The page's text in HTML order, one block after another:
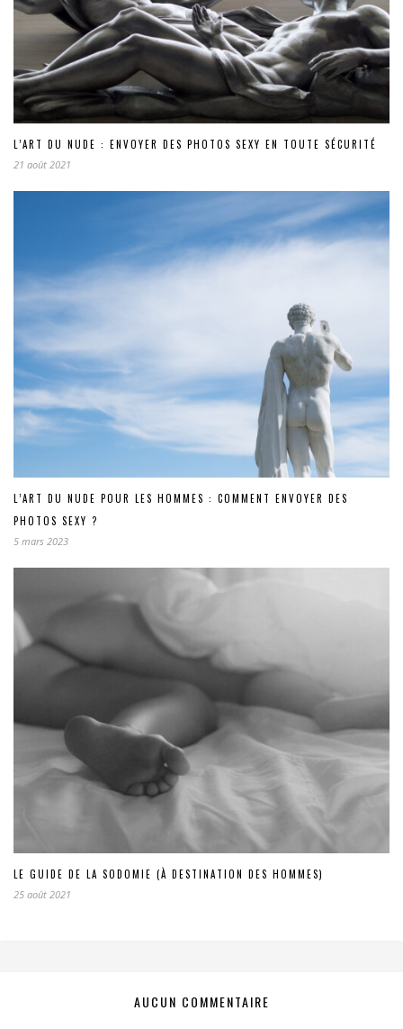
L’ART DU NUDE : ENVOYER DES PHOTOS SEXY EN TOUTE SÉCURITÉ
21 août 2021
L’ART DU NUDE POUR LES HOMMES : COMMENT ENVOYER DES
PHOTOS SEXY ?
5 mars 2023
LE GUIDE DE LA SODOMIE (À DESTINATION DES HOMMES)
25 août 2021
AUCUN COMMENTAIRE